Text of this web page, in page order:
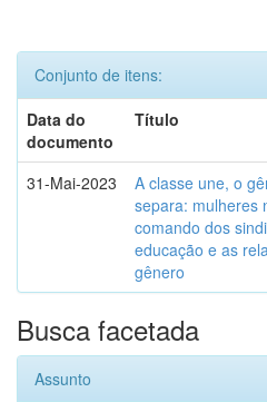
Conjunto de itens:
Data do
documento
Título
31-Mai-2023
A classe une, o
separa: mulheres
comando dos
educação e as
gênero
Busca facetada
Assunto